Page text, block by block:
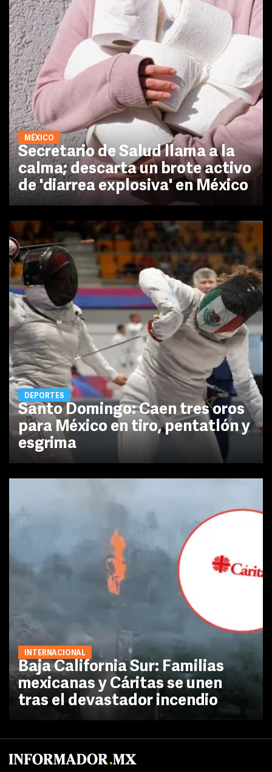
MÉXICO
Secretario de Salud llama a la
calma; descarta un brote activo
de 'diarrea explosiva' en México
DEPORTES
Santo Domingo: Caen tres oros
para México en tiro, pentatlón y
esgrima
INTERNACIONAL
Baja California Sur: Familias
mexicanas y Cáritas se unen
tras el devastador incendio